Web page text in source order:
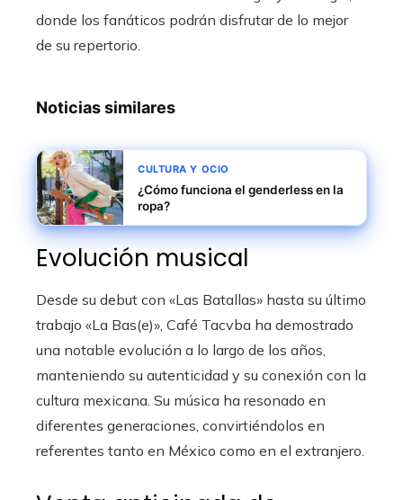
donde los fanáticos podrán disfrutar de lo mejor
de su repertorio.
Noticias similares
CULTURA Y OCIO
¿Cómo funciona el genderless en la
ropa?
Evolución musical
Desde su debut con «Las Batallas» hasta su último
trabajo «La Bas(e)», Café Tacvba ha demostrado
una notable evolución a lo largo de los años,
manteniendo su autenticidad y su conexión con la
cultura mexicana. Su música ha resonado en
diferentes generaciones, convirtiéndolos en
referentes tanto en México como en el extranjero.